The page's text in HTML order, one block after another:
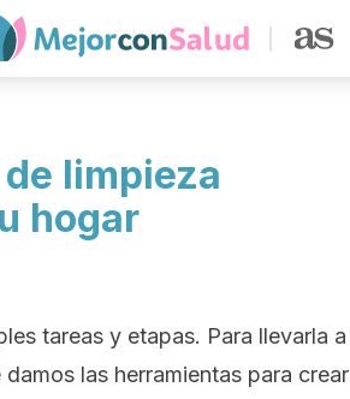
limpieza
hogar
tareas y etapas. Para llevarla a
las herramientas para crear